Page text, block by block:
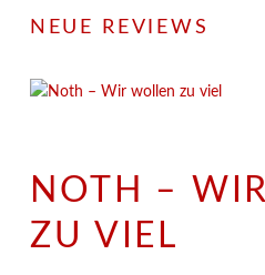
NEUE REVIEWS
NOTH –
ZU VIEL